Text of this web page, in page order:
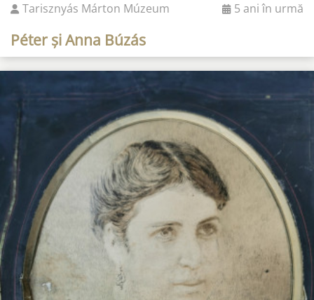
Tarisznyás Márton Múzeum 5 ani în urmă
Péter și Anna Búzás